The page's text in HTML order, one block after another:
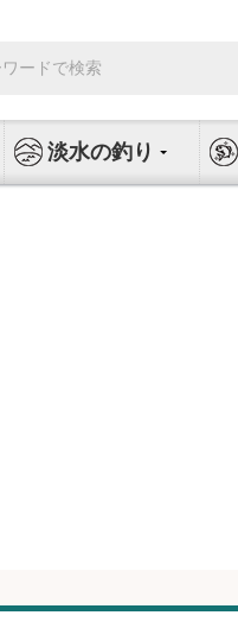
淡水の釣り